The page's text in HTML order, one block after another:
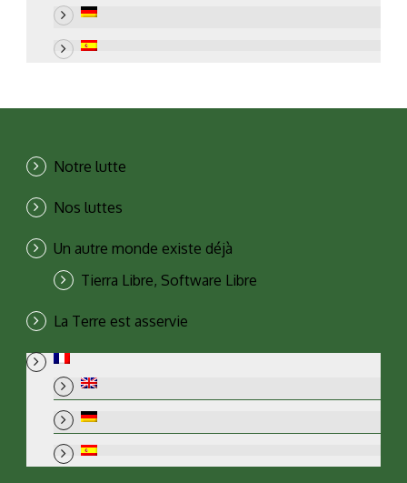
Notre lutte
Nos luttes
Un autre monde existe déjà
Tierra Libre, Software Libre
La Terre est asservie